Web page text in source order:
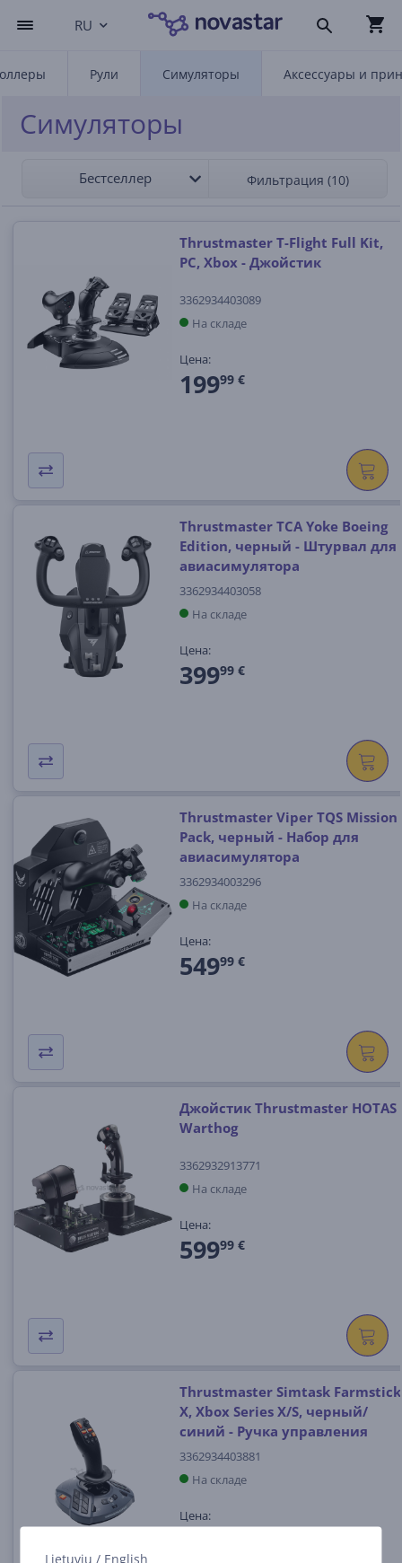
Lietuvių / English
RU
Рули Симуляторы Аксессуары и
Симуляторы
Бестселлер Фильтрация (10)
Thrustmaster T-Flight Full Kit,
PC, Xbox - Джойстик
3362934403089
На складе
Цена:
19999 €
Thrustmaster TCA Yoke Boeing
Edition, черный - Штурвал для
авиасимулятора
3362934403058
На складе
Цена:
39999 €
Thrustmaster Viper TQS Mission
Pack, черный - Набор для
авиасимулятора
3362934003296
На складе
Цена:
54999 €
Джойстик Thrustmaster HOTAS
Warthog
3362932913771
На складе
Цена:
59999 €
Thrustmaster Simtask Farmstick
X, Xbox Series X/S, черный/
синий - Ручка управления
3362934403881
На складе
Цена: